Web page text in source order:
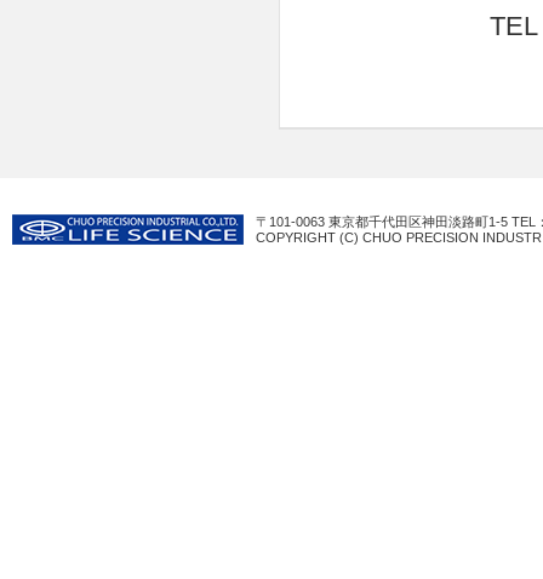
〒101-0063 東京都千代田区神田淡路町1-5 TEL
COPYRIGHT (C) CHUO PRECISION